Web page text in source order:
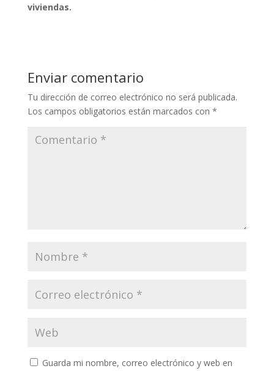
viviendas.
Enviar comentario
Tu dirección de correo electrónico no será publicada.
Los campos obligatorios están marcados con *
Guarda mi nombre, correo electrónico y web en